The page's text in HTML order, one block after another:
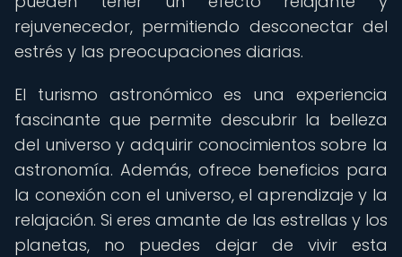
rejuvenecedor, permitiendo desconectar del
estrés y las preocupaciones diarias.
El turismo astronómico es una experiencia
fascinante que permite descubrir la belleza
del universo y adquirir conocimientos sobre la
astronomía. Además, ofrece beneficios para
la conexión con el universo, el aprendizaje y la
relajación. Si eres amante de las estrellas y los
planetas, no puedes dejar de vivir esta